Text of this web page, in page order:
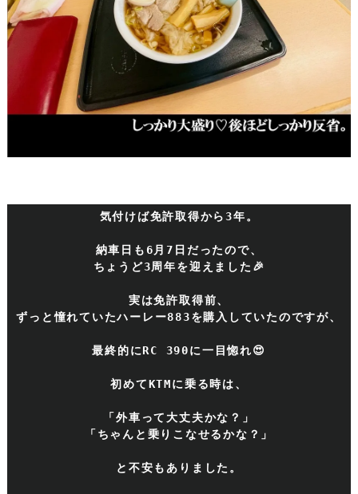
気付けば免許取得から3年。
納車日も6月7日だったので、
ちょうど3周年を迎えました🎉
実は免許取得前、
ずっと憧れていたハーレー883を購入していたのですが、
最終的にRC 390に一目惚れ😍
初めてKTMに乗る時は、
「外車って大丈夫かな？」
「ちゃんと乗りこなせるかな？」
と不安もありました。